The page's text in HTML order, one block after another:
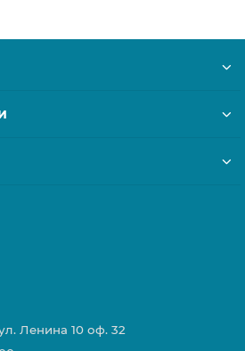
Ленина 10 оф. 32